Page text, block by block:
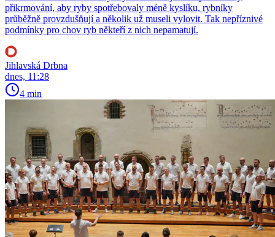
přikrmování, aby ryby spotřebovaly méně kyslíku, rybníky
průběžně provzdušňují a několik už museli vylovit. Tak nepříznivé
podmínky pro chov ryb někteří z nich nepamatují.
Jihlavská Drbna
dnes, 11:28
4 min